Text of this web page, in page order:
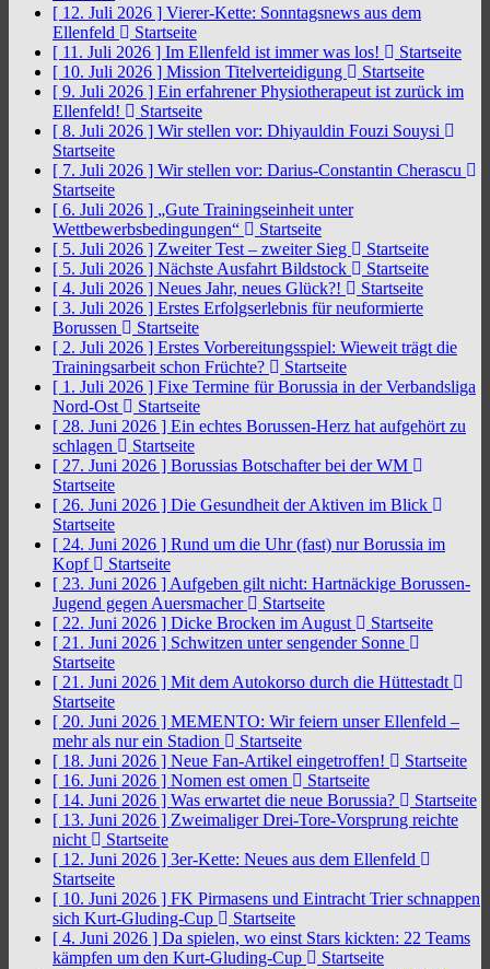
[ 12. Juli 2026 ] Vierer-Kette: Sonntagsnews aus dem
Ellenfeld
Startseite
[ 11. Juli 2026 ] Im Ellenfeld ist immer was los!
Startseite
[ 10. Juli 2026 ] Mission Titelverteidigung
Startseite
[ 9. Juli 2026 ] Ein erfahrener Physiotherapeut ist zurück im
Ellenfeld!
Startseite
[ 8. Juli 2026 ] Wir stellen vor: Dhiyauldin Fouzi Souysi
Startseite
[ 7. Juli 2026 ] Wir stellen vor: Darius-Constantin Cherascu
Startseite
[ 6. Juli 2026 ] „Gute Trainingseinheit unter
Wettbewerbsbedingungen“
Startseite
[ 5. Juli 2026 ] Zweiter Test – zweiter Sieg
Startseite
[ 5. Juli 2026 ] Nächste Ausfahrt Bildstock
Startseite
[ 4. Juli 2026 ] Neues Jahr, neues Glück?!
Startseite
[ 3. Juli 2026 ] Erstes Erfolgserlebnis für neuformierte
Borussen
Startseite
[ 2. Juli 2026 ] Erstes Vorbereitungsspiel: Wieweit trägt die
Trainingsarbeit schon Früchte?
Startseite
[ 1. Juli 2026 ] Fixe Termine für Borussia in der Verbandsliga
Nord-Ost
Startseite
[ 28. Juni 2026 ] Ein echtes Borussen-Herz hat aufgehört zu
schlagen
Startseite
[ 27. Juni 2026 ] Borussias Botschafter bei der WM
Startseite
[ 26. Juni 2026 ] Die Gesundheit der Aktiven im Blick
Startseite
[ 24. Juni 2026 ] Rund um die Uhr (fast) nur Borussia im
Kopf
Startseite
[ 23. Juni 2026 ] Aufgeben gilt nicht: Hartnäckige Borussen-
Jugend gegen Auersmacher
Startseite
[ 22. Juni 2026 ] Dicke Brocken im August
Startseite
[ 21. Juni 2026 ] Schwitzen unter sengender Sonne
Startseite
[ 21. Juni 2026 ] Mit dem Autokorso durch die Hüttestadt
Startseite
[ 20. Juni 2026 ] MEMENTO: Wir feiern unser Ellenfeld –
mehr als nur ein Stadion
Startseite
[ 18. Juni 2026 ] Neue Fan-Artikel eingetroffen!
Startseite
[ 16. Juni 2026 ] Nomen est omen
Startseite
[ 14. Juni 2026 ] Was erwartet die neue Borussia?
Startseite
[ 13. Juni 2026 ] Zweimaliger Drei-Tore-Vorsprung reichte
nicht
Startseite
[ 12. Juni 2026 ] 3er-Kette: Neues aus dem Ellenfeld
Startseite
[ 10. Juni 2026 ] FK Pirmasens und Eintracht Trier schnappen
sich Kurt-Gluding-Cup
Startseite
[ 4. Juni 2026 ] Da spielen, wo einst Stars kickten: 22 Teams
kämpfen um den Kurt-Gluding-Cup
Startseite